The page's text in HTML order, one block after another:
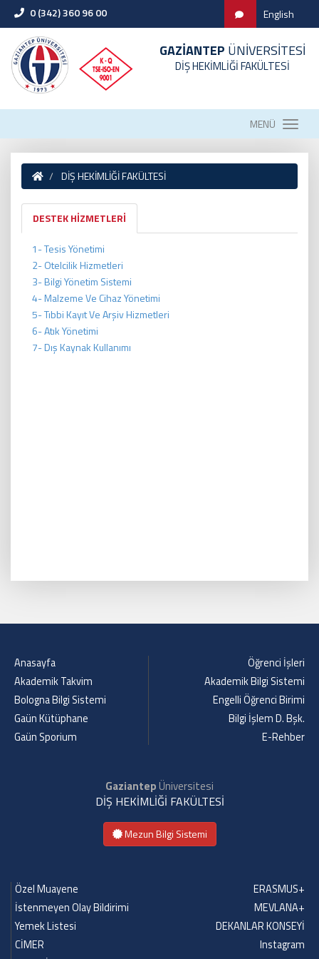
0 (342) 360 96 00 English
GAZİANTEP ÜNİVERSİTESİ
DİŞ HEKİMLİĞİ FAKÜLTESİ
MENÜ
DİŞ HEKİMLİĞİ FAKÜLTESİ
DESTEK HİZMETLERİ
1- Tesis Yönetimi
2- Otelcilik Hizmetleri
3- Bilgi Yönetim Sistemi
4- Malzeme Ve Cihaz Yönetimi
5- Tıbbi Kayıt Ve Arşiv Hizmetleri
6- Atık Yönetimi
7- Dış Kaynak Kullanımı
Anasayfa
Akademik Takvim
Bologna Bilgi Sistemi
Gaün Kütüphane
Gaün Sporium
Öğrenci İşleri
Akademik Bilgi Sistemi
Engelli Öğrenci Birimi
Bilgi İşlem D. Bşk.
E-Rehber
GaziantepÜniversitesi
DİŞ HEKİMLİĞİ FAKÜLTESİ
Mezun Bilgi Sistemi
Özel Muayene
İstenmeyen Olay Bildirimi
Yemek Listesi
CİMER
ERASMUS+
MEVLANA+
DEKANLAR KONSEYİ
Instagram